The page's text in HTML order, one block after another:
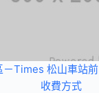
－Times 松山車站
收費方式